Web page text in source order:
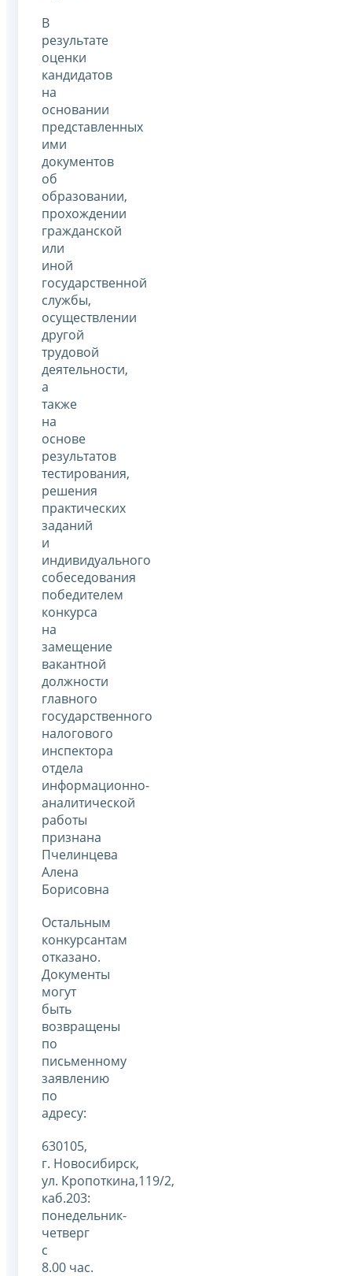
В
результате
оценки
кандидатов
на
основании
представленных
ими
документов
об
образовании,
прохождении
гражданской
или
иной
государственной
службы,
осуществлении
другой
трудовой
деятельности,
а
также
на
основе
результатов
тестирования,
решения
практических
заданий
и
индивидуального
собеседования
победителем
конкурса
на
замещение
вакантной
должности
главного
государственного
налогового
инспектора
отдела
информационно-
аналитической
работы
признана
Пчелинцева
Алена
Борисовна
Остальным
конкурсантам
отказано.
Документы
могут
быть
возвращены
по
письменному
заявлению
по
адресу:
630105,
г. Новосибирск,
ул. Кропоткина,119/2,
каб.203:
понедельник-
четверг
с
8.00 час.